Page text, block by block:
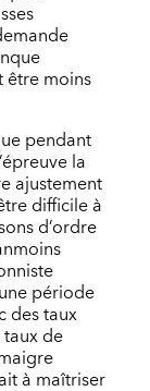
être moins
pendant
la
ajustement
difficile à
d’ordre
période
des taux
de
à maîtriser